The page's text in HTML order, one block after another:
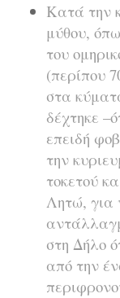
Κατά την
μύθου,
του
(περίπου
στα
δέχτηκε
επειδή
την
τοκετού
Λητώ, για
στη Δήλο
από την